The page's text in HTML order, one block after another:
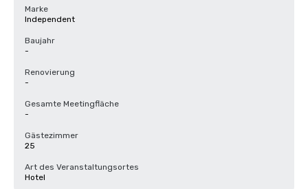
Marke
Independent
Baujahr
-
Renovierung
-
Gesamte Meetingfläche
-
Gästezimmer
25
Art des Veranstaltungsortes
Hotel